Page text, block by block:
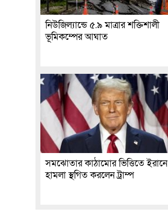
নিউজিল্যান্ডে ৫.৯ মাত্রার শক্তিশালী
ভূমিকম্পের আঘাত
সমঝোতার কাঠামোর ভিত্তিতে ইরানে
হামলা স্থগিত করলেন ট্রাম্প